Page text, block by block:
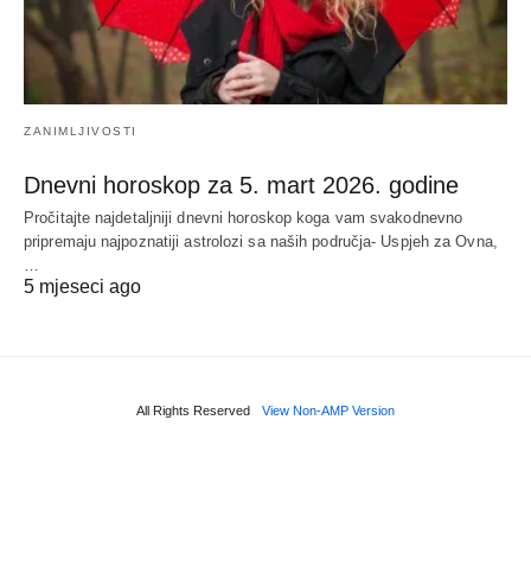
ZANIMLJIVOSTI
Dnevni horoskop za 5. mart 2026. godine
Pročitajte najdetaljniji dnevni horoskop koga vam svakodnevno
pripremaju najpoznatiji astrolozi sa naših područja- Uspjeh za Ovna,
…
5 mjeseci ago
All Rights Reserved View Non-AMP Version